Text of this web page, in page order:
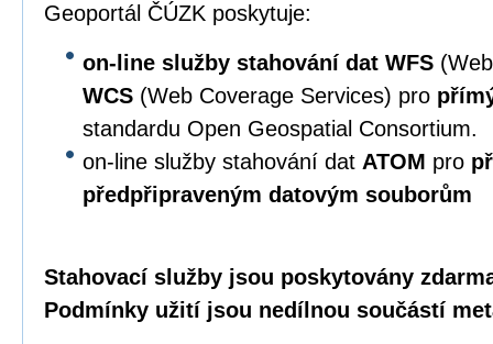
Geoportál ČÚZK poskytuje:
on-line služby stahování dat WFS
WCS (Web Coverage Services) pro
standardu Open Geospatial Consortium.
on-line služby stahování dat ATOM pro
předpřipraveným datovým souborům
Stahovací služby jsou poskytovány
Podmínky užití jsou nedílnou součástí